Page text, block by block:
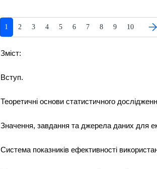
1 2 3 4 5 6 7 8 9 10
Зміст:
Вступ.
Теоретичні основи статистичного
Значення, завдання та джерела даних для
Система показників ефективності